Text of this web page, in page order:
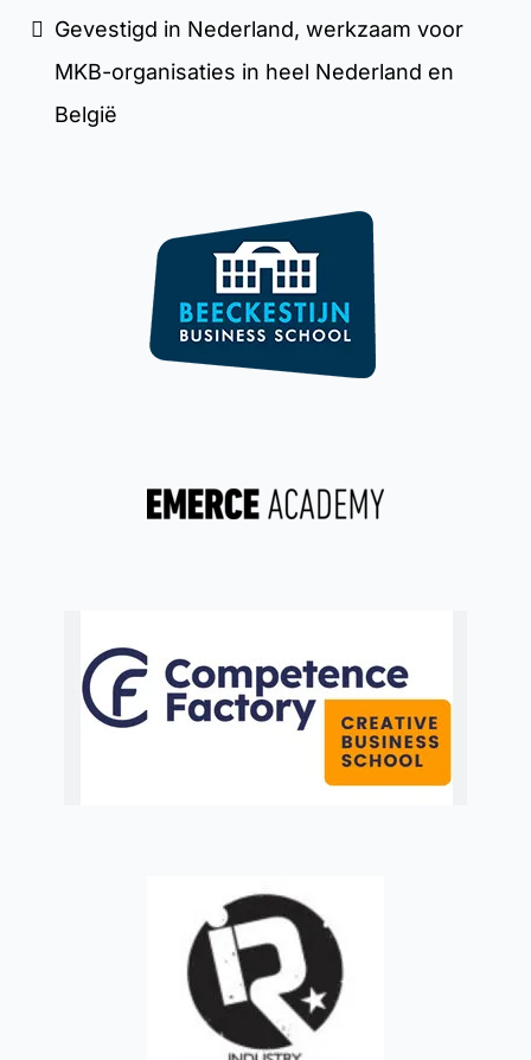
Gevestigd in Nederland, werkzaam voor
MKB-organisaties in heel Nederland en
België